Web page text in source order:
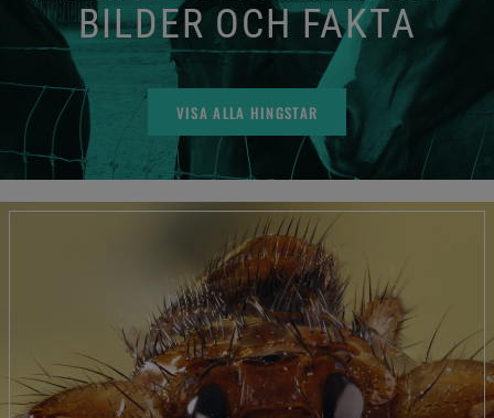
BILDER OCH FAKTA
VISA ALLA HINGSTAR